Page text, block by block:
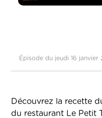
Épisode du jeudi 16 janvier
Découvrez la recette
du restaurant Le Petit